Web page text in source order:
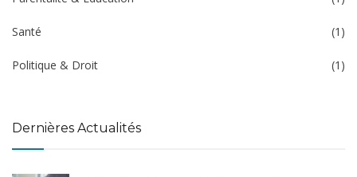
Santé (1)
Politique & Droit (1)
Dernières Actualités